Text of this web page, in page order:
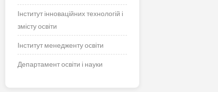
Інститут інноваційних технологій і
змісту освіти
Інститут менедженту освіти
Департамент освіти і науки